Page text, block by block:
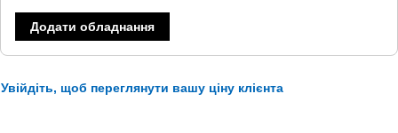
Додати обладнання
Увійдіть, щоб переглянути вашу ціну клієнта